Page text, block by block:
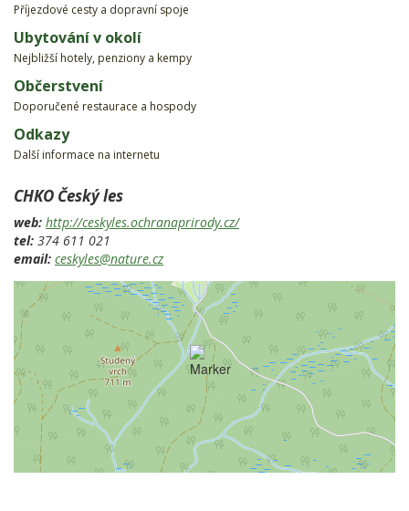
Příjezdové cesty a dopravní spoje
Ubytování v okolí
Nejbližší hotely, penziony a kempy
Občerstvení
Doporučené restaurace a hospody
Odkazy
Další informace na internetu
CHKO Český les
web: http://ceskyles.ochranaprirody.cz/
tel: 374 611 021
email: ceskyles@nature.cz